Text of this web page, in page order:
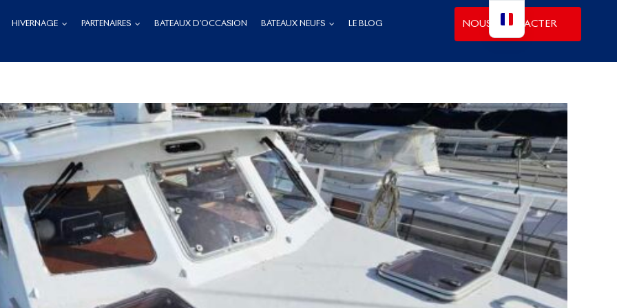
HIVERNAGE PARTENAIRES BATEAUX D’OCCASION BATEAUX NEUFS LE BLOG NOUS CONTACTER